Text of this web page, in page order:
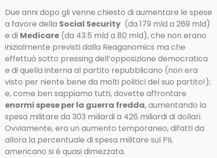
Due anni dopo gli venne chiesto di aumentare le spese
a favore della Social Security (da 179 mld a 269 mld)
e di Medicare (da 43.5 mld a 80 mld), che non erano
inizialmente previsti dalla Reaganomics ma che
effettuò sotto pressing dell’opposizione democratica
e di quella interna al partito repubblicano (non era
visto per niente bene da molti politici del suo partito!);
e, come ben sappiamo tutti, dovette affrontare
enormi spese per la guerra fredda, aumentando la
spesa militare da 303 miliardi a 426 miliardi di dollari.
Ovviamente, era un aumento temporaneo, difatti da
allora la percentuale di spesa militare sul PIL
americano si è quasi dimezzata.